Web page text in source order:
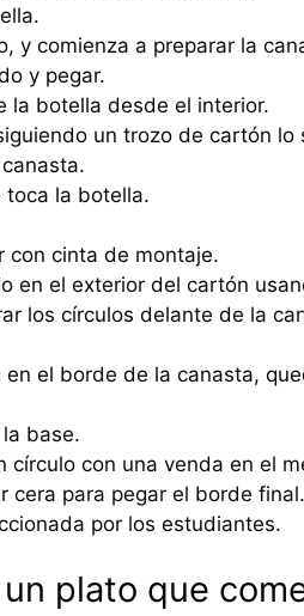
y comienza a preparar la
y pegar.
la botella desde el interior.
un trozo de cartón
toca la botella.
con cinta de montaje.
en el exterior del cartón
los círculos delante de la
el borde de la canasta,
base.
con una venda en el
cera para pegar el borde final.
por los estudiantes.
plato que